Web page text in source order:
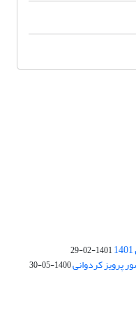
1401-02-29
پرویز کردوانی1400-05-30